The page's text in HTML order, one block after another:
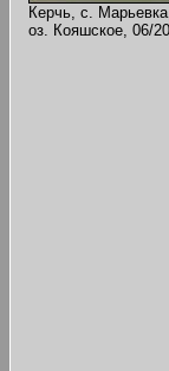
Керчь, с.
оз. Кояшское, 06/